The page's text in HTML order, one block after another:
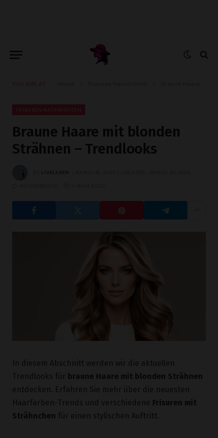
YOU ARE AT:
FRISUREN NACHRICHTEN
Braune Haare mit blonden
Strähnen – Trendlooks
LIVELEBEN
In diesem Abschnitt werden wir die aktuellen
Trendlooks für braune Haare mit blonden Strähnen
entdecken. Erfahren Sie mehr über die neuesten
Haarfarben-Trends und verschiedene Frisuren mit
Strähnchen für einen stylischen Auftritt.